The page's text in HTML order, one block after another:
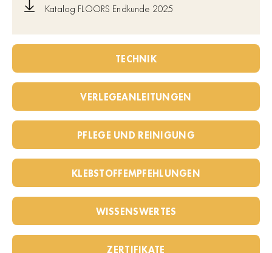
Katalog FLOORS Endkunde 2025
TECHNIK
VERLEGEANLEITUNGEN
PFLEGE UND REINIGUNG
KLEBSTOFFEMPFEHLUNGEN
WISSENSWERTES
ZERTIFIKATE